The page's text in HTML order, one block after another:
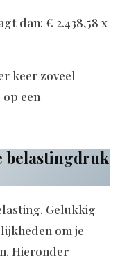
dan: € 2.438,58 x
keer zoveel
een
belastingdruk
Gelukkig
om je
Hieronder